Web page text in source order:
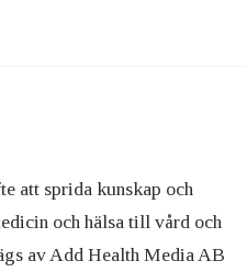
att sprida kunskap och
och hälsa till vård och
av Add Health Media AB